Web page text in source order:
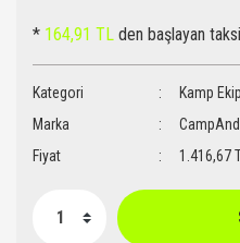
* 164,91 TL den başlayan
Kategori Kamp
Marka
Fiyat
1.416,67